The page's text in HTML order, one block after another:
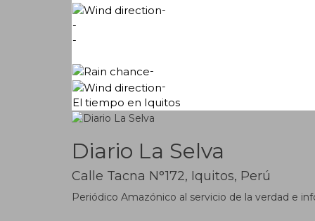
-
-
-
-
-
El tiempo en Iquitos
Diario La Selva
Calle Tacna N°172, Iquitos, Perú
Periódico Amazónico al servicio de la verdad e